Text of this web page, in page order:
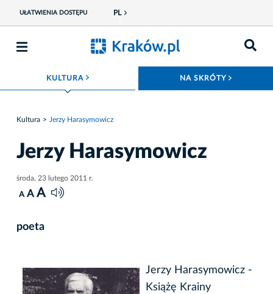
UŁATWIENIA DOSTĘPU PL
KULTURA ROZWIŃ MENU NA SKRÓTY
Kultura Jerzy Harasymowicz
Jerzy Harasymowicz
środa, 23 lutego 2011 r.
A A A
poeta
Jerzy Harasymowicz -
Książę Krainy